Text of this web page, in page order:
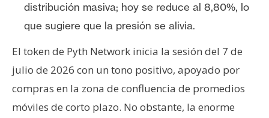
o
n
a
c
t
o
distribución masiva; hoy se reduce al 8,80%, lo
que sugiere que la presión se alivia.
El token de Pyth Network inicia la sesión del 7 de
julio de 2026 con un tono positivo, apoyado por
compras en la zona de confluencia de promedios
móviles de corto plazo. No obstante, la enorme